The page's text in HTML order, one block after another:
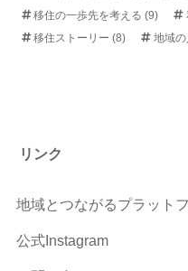
移住の一歩先を考える(9)
移住ストーリー(8) 地域
リンク
地域とつながるプラット
公式Instagram